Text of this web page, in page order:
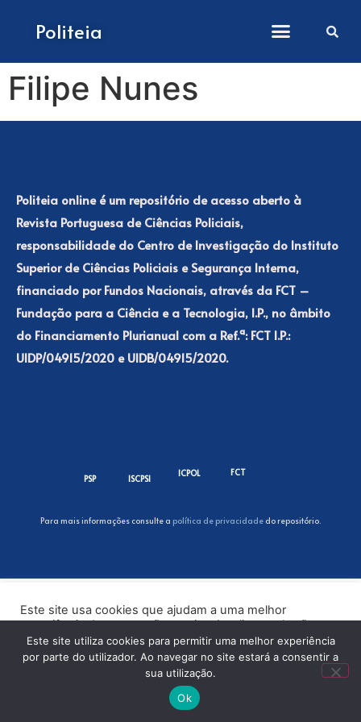
Politeia
Filipe Nunes
Politeia online é um repositório de acesso aberto à
Revista Portuguesa de Ciências Policiais,
responsabilidade do Centro de Investigação do Instituto
Superior de Ciências Policiais e Segurança Interna,
financiado por Fundos Nacionais, através da FCT –
Fundação para a Ciência e a Tecnologia, I.P., no âmbito
do Financiamento Plurianual com a Ref.ª: FCT I.P.:
UIDP/04915/2020 e UIDB/04915/2020.
PSP ISCPSI
ICPOL FCT
Para mais informações consulte a política de privacidadedo repositório.
Este site usa cookies que ajudam a uma melhor
experiência de navegação no site. Ao clicar no botão
“Aceitar” ou continuar a visualizar o nosso site, você
concorda com o uso de cookies no nosso site.
Este site utiliza cookies para permitir uma melhor experiência
por parte do utilizador. Ao navegar no site estará a consentir a
sua utilização.
Ok